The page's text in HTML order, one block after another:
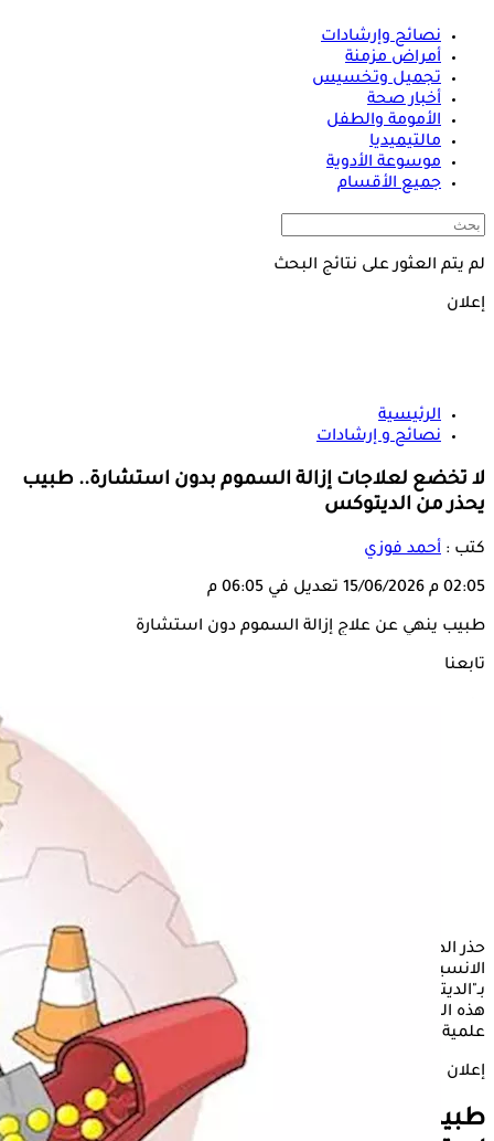
نصائح وإرشادات
أمراض مزمنة
تجميل وتخسيس
أخبار صحة
الأمومة والطفل
مالتيميديا
موسوعة الأدوية
جميع الأقسام
لم يتم العثور على نتائج البحث
إعلان
الرئيسية
نصائح و إرشادات
لا تخضع لعلاجات إزالة السموم بدون استشارة.. طبيب
يحذر من الديتوكس
كتب : أحمد فوزي
02:05 م 15/06/2026 تعديل في 06:05 م
طبيب ينهي عن علاج إزالة السموم دون استشارة
تابعنا على
حذر الدكتور نبيل عبد المقصود، أستاذ السموم بجامعة القاهرة، من
الانسياق وراء برامج وعلاجات "إزالة السموم" أو ما يُعرف
بـ"الديتوكس" دون
طبية متخصصة، مؤكدا أن كثيرا من
هذه المنتجات والبرامج تُسوَّق بادعاءات صحية لا تستند إلى أدلة
علمية قوية، وقد تُسبب مضاعفات صحية لبعض الفئات.
إعلان
طبيب ينهي عن علاج إزالة السمومدون